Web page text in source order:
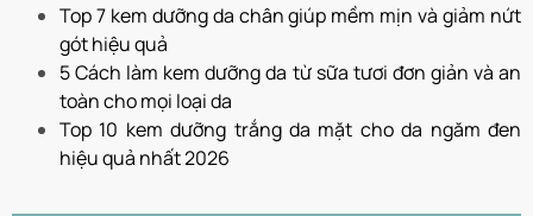
Top 7 kem dưỡng da chân giúp mềm mịn và giảm nứt
gót hiệu quả
5 Cách làm kem dưỡng da từ sữa tươi đơn giản và an
toàn cho mọi loại da
Top 10 kem dưỡng trắng da mặt cho da ngăm đen
hiệu quả nhất 2026